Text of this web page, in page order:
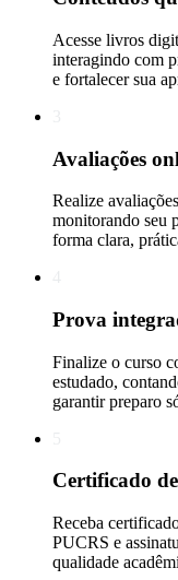
Acesse livros
interagindo com
e fortalecer sua
Avaliações
Realize
monitorando seu
forma clara,
Prova
Finalize o curso
estudado,
garantir preparo
Certificado
Receba
PUCRS e
qualidade